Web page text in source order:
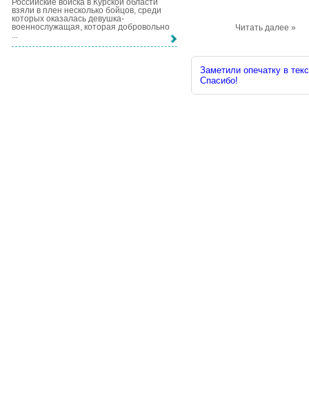
Читать далее »
Заметили опечатку в
Спасибо!
Российские войска в Курской области
взяли в плен несколько бойцов, среди
которых оказалась девушка-
военнослужащая, которая добровольно
...